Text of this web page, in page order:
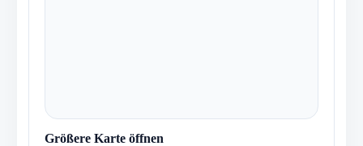
Größere Karte öffnen